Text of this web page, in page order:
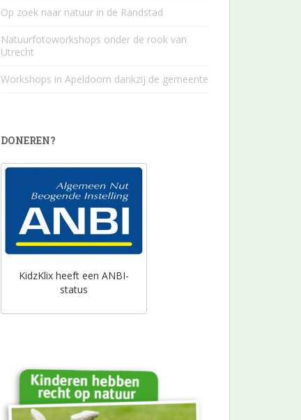
Op zoek naar natuur in de Randstad
Natuurfotoworkshops onder de rook van
Utrecht
Workshops in Apeldoorn dankzij de gemeente
DONEREN?
KidzKlix heeft een ANBI-
status